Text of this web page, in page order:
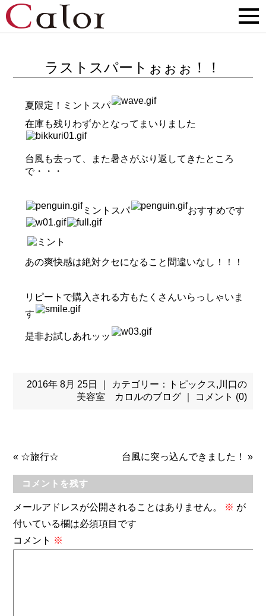
ラストスパートぉぉぉ！！
夏限定！ミントスパ
在庫も残りわずかとなってまいりました
台風も去って、また暑さがぶり返してきたところ
で・・・
ミントスパ おすすめです
あの爽快感は絶対クセになること間違いなし！！！
リピートで購入される方もたくさんいらっしゃいま
す
是非お試しあれッッ
2016年 8月 25日 ｜ カテゴリー： トピックス, 川口の
美容室 カロルのブログ｜ コメント (0)
« ☆旅行☆ 台風に突っ込んできました！ »
コメントを残す
メールアドレスが公開されることはありません。 ※ が
付いている欄は必須項目です
コメント ※